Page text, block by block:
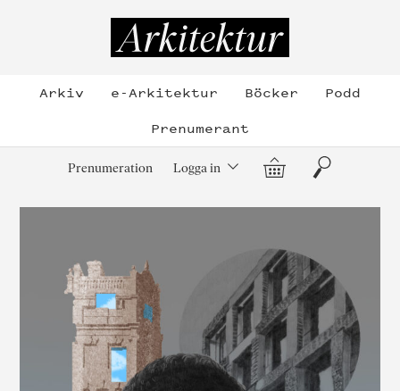
Arkiv e-Arkitektur Böcker
Podd
Prenumerant
Prenumeration Logga in Varukorg
Sök